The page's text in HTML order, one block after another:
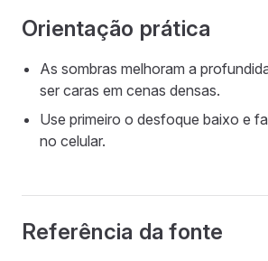
Orientação prática
As sombras melhoram a
ser caras em cenas densas.
Use primeiro o desfoque baixo e
no celular.
Referência da fonte